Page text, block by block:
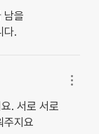
남을
다.
. 서로 서로
주지요